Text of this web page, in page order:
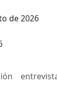
de 2026